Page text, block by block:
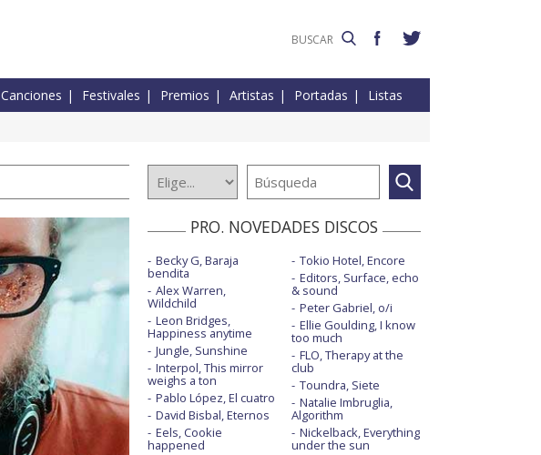
Canciones Festivales Premios Artistas Portadas Listas
PRO. NOVEDADES DISCOS
Becky G, Baraja
bendita
Alex Warren,
Wildchild
Leon Bridges,
Happiness anytime
Jungle, Sunshine
Interpol, This mirror
weighs a ton
Pablo López, El cuatro
David Bisbal, Eternos
Eels, Cookie
happened
Tokio Hotel, Encore
Editors, Surface, echo
& sound
Peter Gabriel, o/i
Ellie Goulding, I know
too much
FLO, Therapy at the
club
Toundra, Siete
Natalie Imbruglia,
Algorithm
Nickelback, Everything
under the sun